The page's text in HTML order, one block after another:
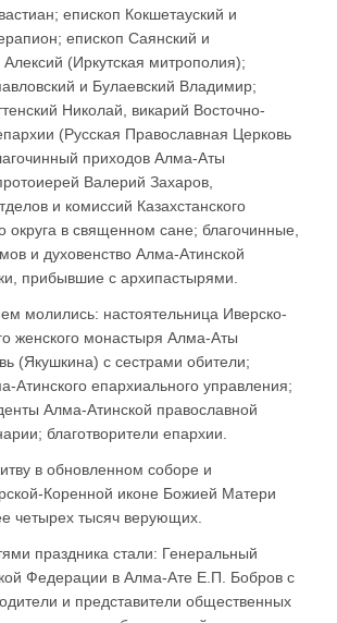
епископ Кокшетауский и
епископ Саянский и
(Иркутская митрополия);
и Булаевский Владимир;
Николай, викарий Восточно-
(Русская Православная Церковь
приходов Алма-Аты
Валерий Захаров,
и комиссий Казахстанского
округа в священном сане; благочинные,
и духовенство Алма-Атинской
прибывшие с архипастырями.
молились: настоятельница Иверско-
женского монастыря Алма-Аты
(Якушкина) с сестрами обители;
Атинского епархиального управления;
Алма-Атинской православной
благотворители епархии.
в обновленном соборе и
Коренной иконе Божией Матери
четырех тысяч верующих.
праздника стали: Генеральный
Федерации в Алма-Ате Е.П. Бобров с
и представители общественных